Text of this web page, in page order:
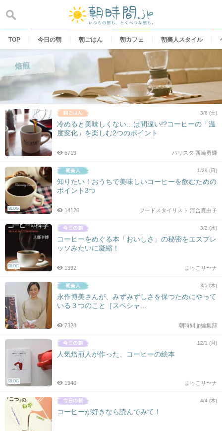
content
TOP 今日の朝 朝ごはん 朝カフェ 朝美人スタイル
焙煎
3/6 (土)
冷めると美味しくない…は間違い!?コーヒーの「温
度変化」を楽しむ2つのポイント
バリスタ 西崎勇輝
6713
BLOG
1/29 (日)
知りたい！おうちで美味しいコーヒーを飲むための
ポイント3つ
フードスタイリスト 河合真由子
14126
BLOG
3/2 (水)
コーヒーをめぐる本「おいしさ」の秘密をエスプレ
ッソみたいに凝縮！
まっこリ〜ナ
1392
3/5 (木)
永作博美さんが、みずみずしさを保つためにやって
いる３つのこと［スペシャ...
朝時間.jp編集部
7328
BLOG
12/1 (月)
人気焙煎人が作った、コーヒーの絵本
まっこリ〜ナ
1940
4/4 (木)
コーヒーが好きなら読んでみて！